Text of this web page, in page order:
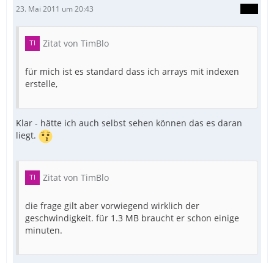
23. Mai 2011 um 20:43
Zitat von TimBlo
für mich ist es standard dass ich arrays mit indexen
erstelle,
Klar - hätte ich auch selbst sehen können das es daran
liegt.
Zitat von TimBlo
die frage gilt aber vorwiegend wirklich der
geschwindigkeit. für 1.3 MB braucht er schon einige
minuten.